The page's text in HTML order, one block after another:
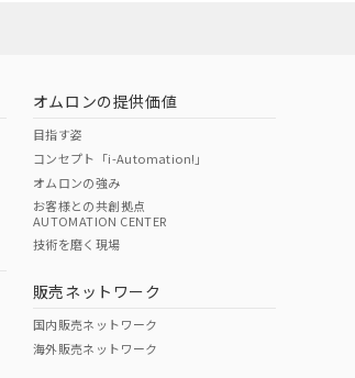
O
オムロンの提供価値
目指す姿
コンセプト「i-Automation!」
オムロンの強み
お客様との共創拠点
AUTOMATION CENTER
技術を磨く現場
販売ネットワーク
国内販売ネットワーク
海外販売ネットワーク